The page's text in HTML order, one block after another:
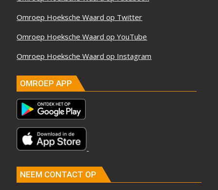
Omroep Hoeksche Waard op Twitter
Omroep Hoeksche Waard op YouTube
Omroep Hoeksche Waard op Instagram
OMROEP APP
NEEM CONTACT OP